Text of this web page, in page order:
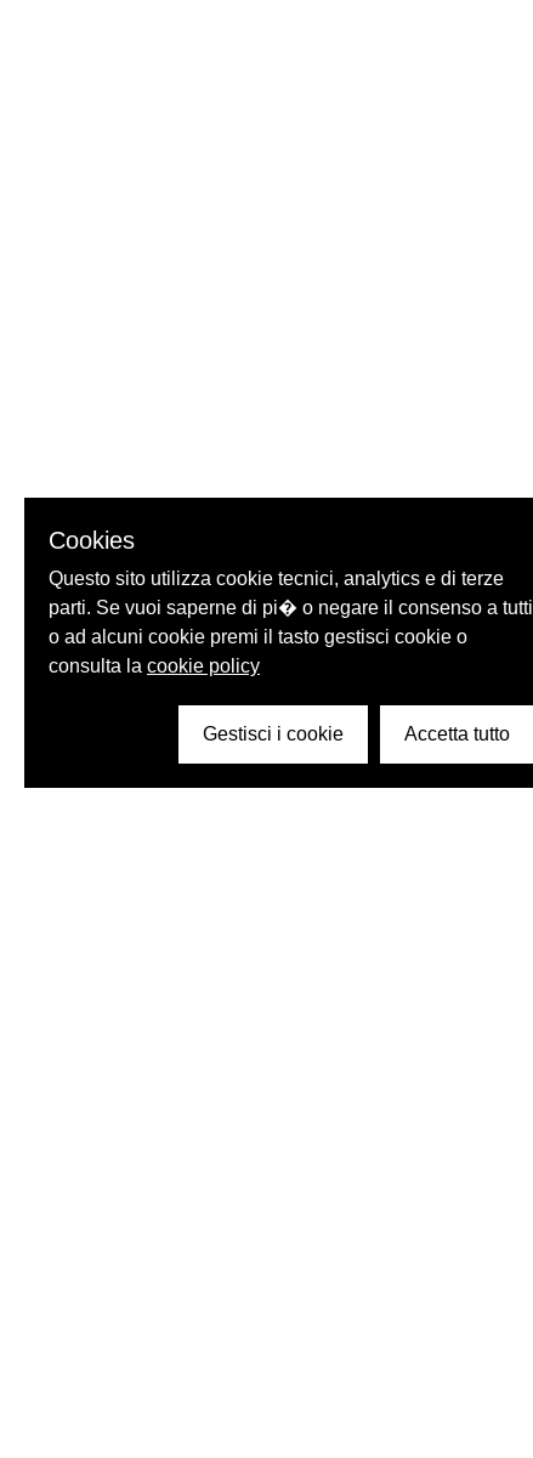
Cookies
Questo sito utilizza cookie tecnici, analytics e di terze
parti. Se vuoi saperne di pi� o negare il consenso a tutti
o ad alcuni cookie premi il tasto gestisci cookie o
consulta la cookie policy
Gestisci i cookie Accetta tutto